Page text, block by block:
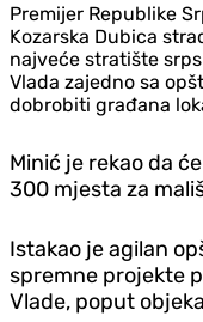
Premijer Republike
Kozarska Dubica
najveće stratište
Vlada zajedno sa
dobrobiti građana
Minić je rekao da
300 mjesta za
Istakao je agilan
spremne projekte
Vlade, poput